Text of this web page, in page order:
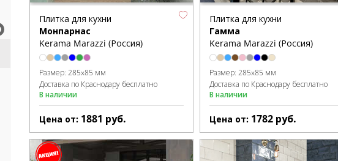
Плитка для кухни
Монпарнас
Kerama Marazzi (Россия)
Размер: 285x85 мм
Доставка по Краснодару бесплатно
В наличии
Цена от: 1881 руб.
Плитка для кухни
Гамма
Kerama Marazzi (Россия)
Размер:285x85 мм
Доставка по Краснодару бесплатно
В наличии
Цена от: 1782 руб.